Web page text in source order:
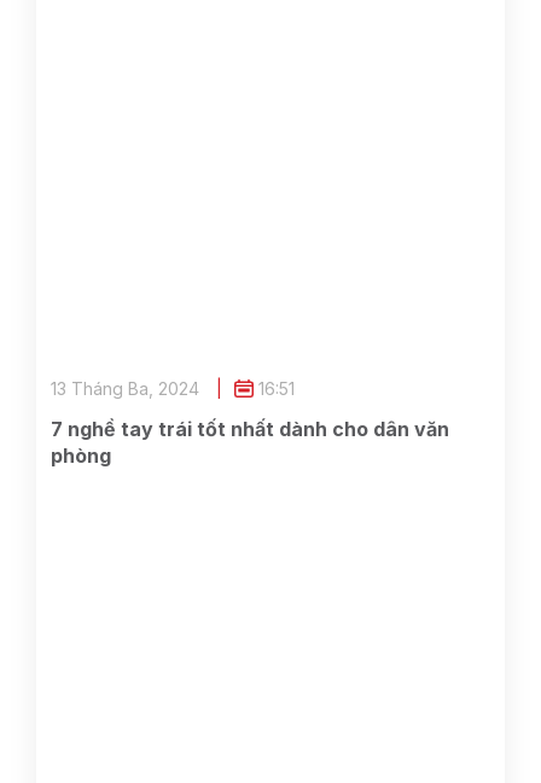
7 nghề tay trái tốt nhất dành cho dân văn
phòng
13 Tháng Ba, 2024 16:51